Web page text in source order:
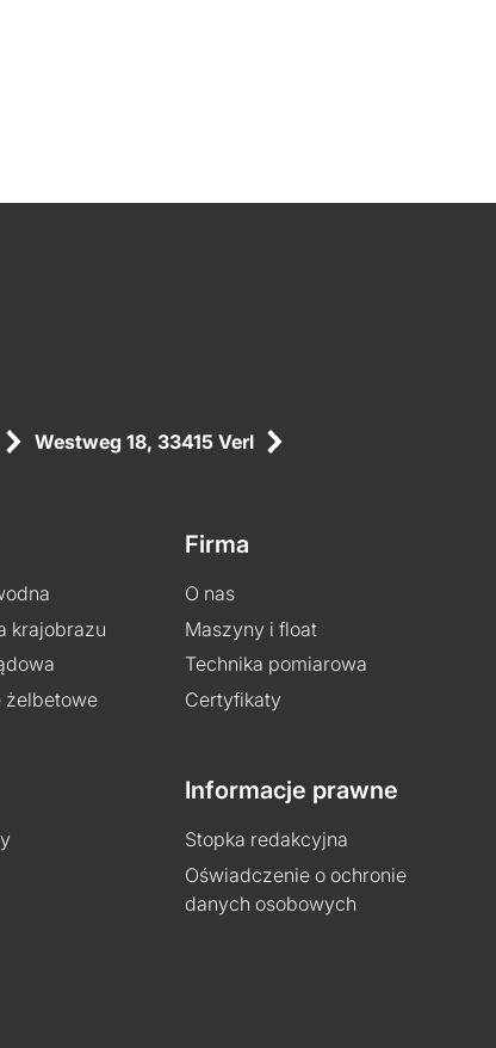
Westweg 18, 33415 Verl
krajobrazu
żelbetowe
Firma
O nas
Maszyny i float
Technika pomiarowa
Certyfikaty
Informacje prawne
Stopka redakcyjna
Oświadczenie o ochronie
danych osobowych